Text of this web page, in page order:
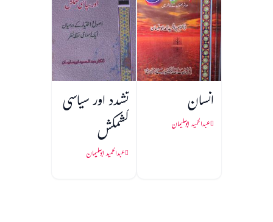
انسان
عبدالحمید ابوسلیمان
تشدد اور سیاسی
کشمکش
عبدالحمید ابوسلیمان